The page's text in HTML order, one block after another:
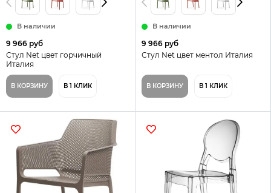
В наличии
9 966 руб
Стул Net цвет горчичный
Италия
В КОРЗИНУ В 1 КЛИК
В наличии
9 966 руб
Стул Net цвет ментол Италия
В КОРЗИНУ В 1 КЛИК